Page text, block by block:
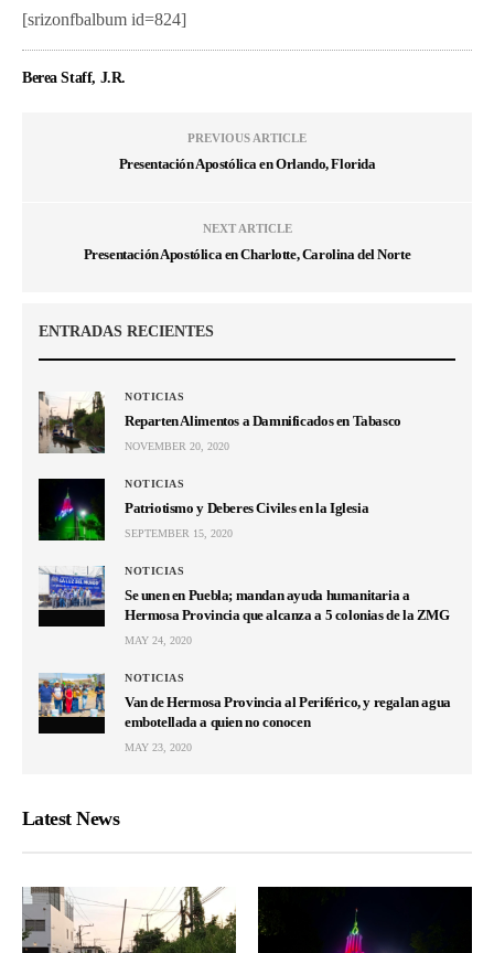
[srizonfbalbum id=824]
Berea Staff, J.R.
PREVIOUS ARTICLE
Presentación Apostólica en Orlando, Florida
NEXT ARTICLE
Presentación Apostólica en Charlotte, Carolina del Norte
ENTRADAS RECIENTES
NOTICIAS
Reparten Alimentos a Damnificados en Tabasco
NOVEMBER 20, 2020
NOTICIAS
Patriotismo y Deberes Civiles en la Iglesia
SEPTEMBER 15, 2020
NOTICIAS
Se unen en Puebla; mandan ayuda humanitaria a
Hermosa Provincia que alcanza a 5 colonias de la ZMG
MAY 24, 2020
NOTICIAS
Van de Hermosa Provincia al Periférico, y regalan agua
embotellada a quien no conocen
MAY 23, 2020
Latest News